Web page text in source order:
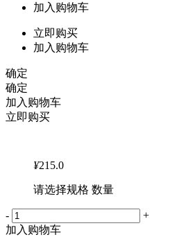
加入购物车
立即购买
加入购物车
确定
确定
加入购物车
立即购买
¥215.0
请选择规格 数量
-
+
加入购物车